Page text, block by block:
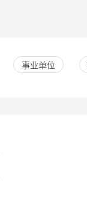
事业单位